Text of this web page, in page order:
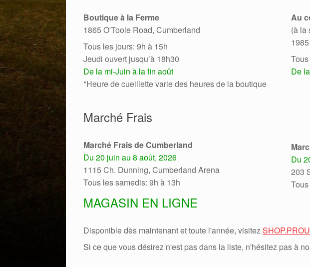
Boutique à la Ferme
1865 O'Toole Road, Cumberland
Tous les jours: 9h à 15h
Jeudi ouvert jusqu’à 18h30
De la mi-Juin à la fin août
*Heure de cueillette varie des heures de la boutique
Marché Frais
Marché Frais de Cumberland
Du 20 juin au 8 août, 2026
1115 Ch. Dunning, Cumberland Arena
Tous les samedis: 9h à 13h
Au
(à la
De
Du
203
MAGASIN EN LIGNE
Disponible dès maintenant et toute l'année, visitez
Si ce que vous désirez n'est pas dans la liste, n'hésitez pas à